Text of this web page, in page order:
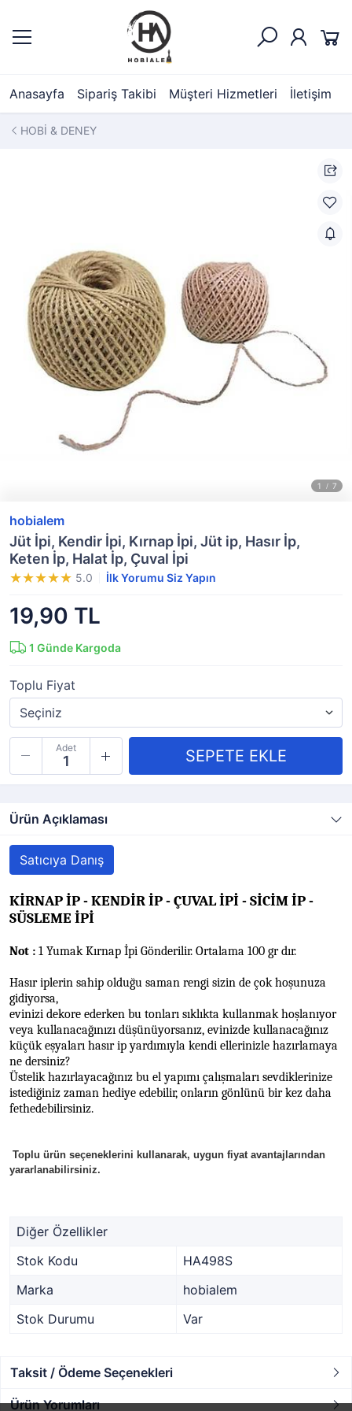
Anasayfa Sipariş Takibi Müşteri Hizmetleri İletişim
HOBİ & DENEY
hobialem
Jüt İpi, Kendir İpi, Kırnap İpi, Jüt ip, Hasır İp,
Keten İp, Halat İp, Çuval İpi
5.0 İlk Yorumu Siz Yapın
19,90 TL
1 Günde Kargoda
Toplu Fiyat
Adet
Ürün Açıklaması
Satıcıya Danış
KİRNAP İP - KENDİR İP - ÇUVAL İPİ - SİCİM İP -
SÜSLEME İPİ
Not : 1 Yumak Kırnap İpi Gönderilir. Ortalama 100 gr dır.
Hasır iplerin sahip olduğu saman rengi sizin de çok hoşunuza
gidiyorsa,
evinizi dekore ederken bu tonları sıklıkta kullanmak hoşlanıyor
veya kullanacağınızı düşünüyorsanız, evinizde kullanacağınız
küçük eşyaları hasır ip yardımıyla kendi ellerinizle hazırlamaya
ne dersiniz?
Üstelik hazırlayacağınız bu el yapımı çalışmaları sevdiklerinize
istediğiniz zaman hediye edebilir, onların gönlünü bir kez daha
fethedebilirsiniz.
Toplu ürün seçeneklerini kullanarak, uygun fiyat avantajlarından
yararlanabilirsiniz.
Diğer Özellikler
Stok Kodu
HA498S
Marka
hobialem
Stok Durumu
Var
Taksit / Ödeme Seçenekleri
Ürün Yorumları